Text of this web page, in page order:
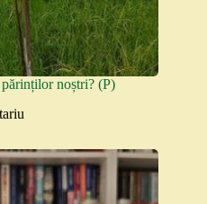
noștri? (P)